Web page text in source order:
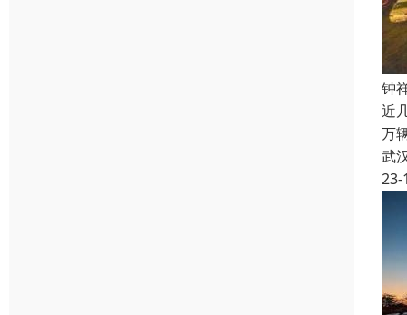
钟
近
万
武
23-